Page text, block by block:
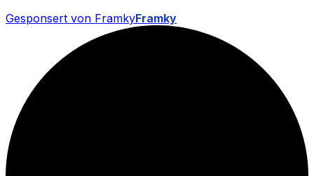
Gesponsert von FramkyFramky